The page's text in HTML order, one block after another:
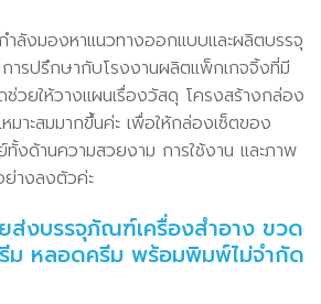
ำลังมองหาแนวทางออกแบบและผลิตบรรจุ
ารปรึกษากับโรงงานผลิตแพ็กเกจจิ้งที่มี
วยให้วางแผนเรื่องวัสดุ โครงสร้างกล่อง
มาะสมมากขึ้นค่ะ เพื่อให้กล่องเซ็ตของ
งด้านความสวยงาม การใช้งาน และภาพ
างลงตัวค่ะ
ส่งบรรจุภัณฑ์เครื่องสำอาง ขวด
ม หลอดครีม พร้อมพิมพ์ไม่จำกัด